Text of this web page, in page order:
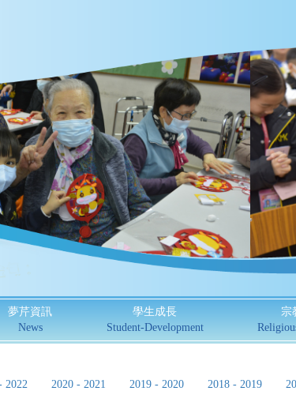
夢芹資訊
News
學生成長
Student-Development
宗
2022 2020 - 2021 2019 - 2020 2018 - 2019